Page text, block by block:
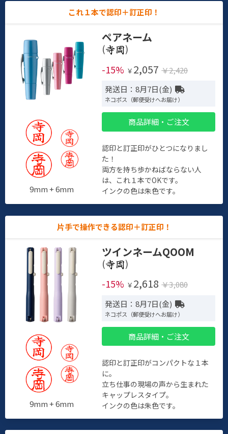
これ１本で認印＋訂正印！
9mm + 6mm
ペアネーム
(
)
-15% ￥ 2,057 ￥2,420
発送日：8月7日(金)
ネコポス（郵便受けへお届け）
商品詳細・ご注文
認印と訂正印がひとつになりまし
た！
両方を持ち歩かねばならない人
は、これ１本でOKです。
インクの色は朱色です。
片手で操作できる認印＋訂正印！
9mm + 6mm
ツインネームQOOM
(
)
-15% ￥ 2,618 ￥3,080
発送日：8月7日(金)
ネコポス（郵便受けへお届け）
商品詳細・ご注文
認印と訂正印がコンパクトな１本
に。
立ち仕事の現場の声から生まれた
キャップレスタイプ。
インクの色は朱色です。